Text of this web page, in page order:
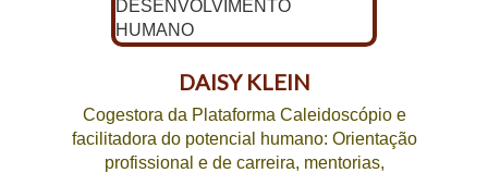
DAISY KLEIN
Cogestora da Plataforma Caleidoscópio e
facilitadora do potencial humano: Orientação
profissional e de carreira, mentorias,